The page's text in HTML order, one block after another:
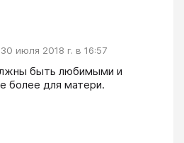
30 июля 2018 г. в 16:57
быть любимыми и
более для матери.